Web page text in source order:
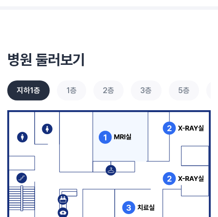
병원 둘러보기
지하1층 1층 2층 3층 5층